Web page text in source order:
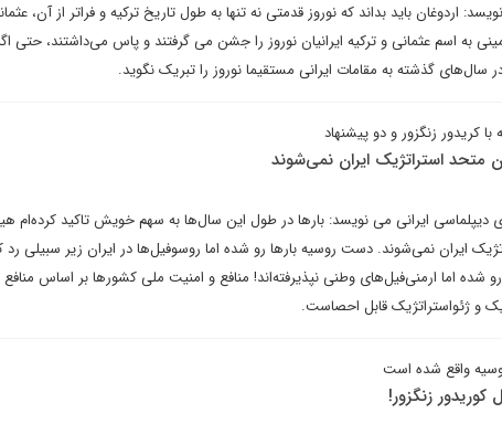
اردوغان باید بداند که نوروز قدمتی نه تنها به طول تاریخ ترکیه و فراتر از آن،
به اسم عثمانی و ترکیه ایرانیان نوروز را جشن می گرفتند و پاس می‌داشتند، حتی
سال‌های گذشته به مقامات ایرانی مستقیما نوروز را تبریک نگوید.
کریدور زنگزور و دو پیشنهاد
استراتژیک ایران نمی‌شوند
دیپلماسی ایرانی می نویسد: بارها در طول این سال‌ها به سهم خویش تاکید کرده‌ام
ایران نمی‌شوند. دست روسیه بارها رو شده اما روسوفیل‌ها در ایران زیر سبیلی رد
اما ارمنی‌فیل‌های وطنی نپذیرفته‌اند! منافع و امنیت ملی کشورها بر اساس منافع
و ژئواستراتژیک قابل احصاست.
واقع شده است
زنگزور!